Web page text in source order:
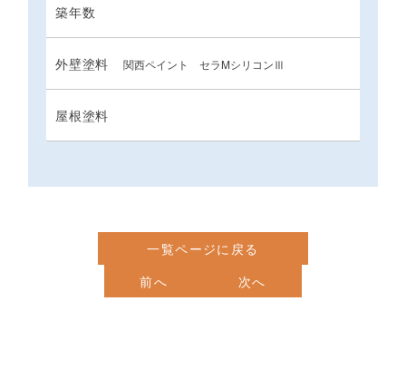
築年数
外壁塗料 関西ペイント セラMシリコンⅢ
屋根塗料
一覧ページに戻る
前へ
次へ